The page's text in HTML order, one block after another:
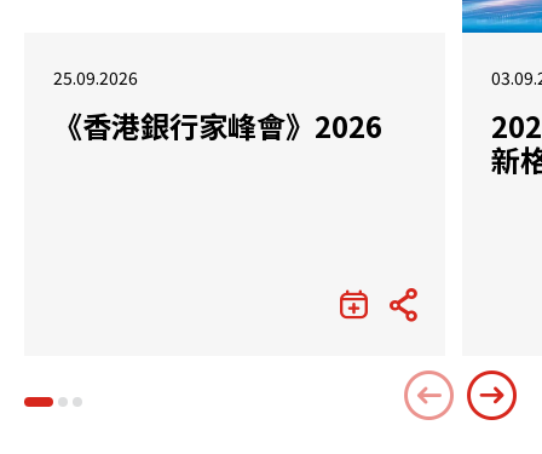
25.09.2026
《香港銀行家峰會》2026
新